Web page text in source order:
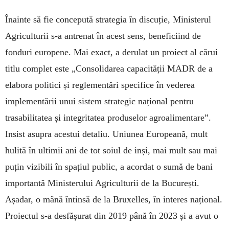
Înainte să fie concepută strategia în discuție, Ministerul
Agriculturii s-a antrenat în acest sens, beneficiind de
fonduri europene. Mai exact, a derulat un proiect al cărui
titlu complet este „Consolidarea capacității MADR de a
elabora politici și reglementări specifice în vederea
implementării unui sistem strategic național pentru
trasabilitatea și integritatea produselor agroalimentare”.
Insist asupra acestui detaliu. Uniunea Europeană, mult
hulită în ultimii ani de tot soiul de inși, mai mult sau mai
puțin vizibili în spațiul public, a acordat o sumă de bani
importantă Ministerului Agriculturii de la București.
Așadar, o mână întinsă de la Bruxelles, în interes național.
Proiectul s-a desfășurat din 2019 până în 2023 și a avut o